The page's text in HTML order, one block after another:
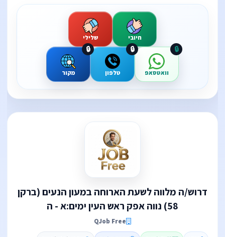
חיובי שלילי
וואטסאפ
🔒
טלפון
🔒
מקור
🔒
דרוש/ה מלווה לשעת הארוחה במעון הנעים (ברקן
58) נווה אפק ראש העין ימים:א - ה
QJob Free